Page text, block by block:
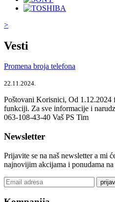
>
Vesti
Promena broja telefona
22.11.2024.
Poštovani Korisnici, Od 1.12.2024
funkciji. Za sve informacije i
063-108-43-40 Vaš PS Tim
Newsletter
Prijavite se na naš newsletter a mi
najnovijim akcijama i ponudama na